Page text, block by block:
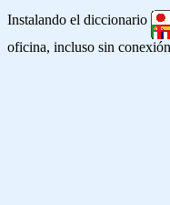
Instalando el diccionario
oficina, incluso sin